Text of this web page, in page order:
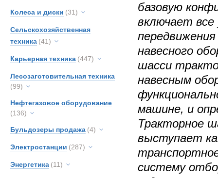
Колеса и диски (31)
Сельскохозяйственная
техника (41)
Карьерная техника (447)
Лесозаготовительная техника
(99)
Нефтегазовое оборудование
(136)
Бульдозеры продажа (4)
Электростанции (287)
Энергетика (11)
базовую
включает
навесного
шасси
навесным
машине, и
Тракторное
выступает
систему